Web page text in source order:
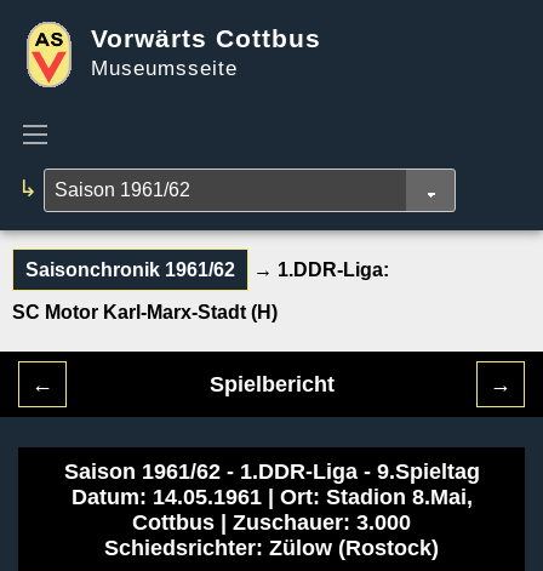
Vorwärts Cottbus
Museumsseite
↳
Saisonchronik 1961/62 → 1.DDR-Liga:
SC Motor Karl-Marx-Stadt (H)
← Spielbericht →
Saison 1961/62 - 1.DDR-Liga - 9.Spieltag
Datum: 14.05.1961 | Ort: Stadion 8.Mai,
Cottbus | Zuschauer: 3.000
Schiedsrichter: Zülow (Rostock)